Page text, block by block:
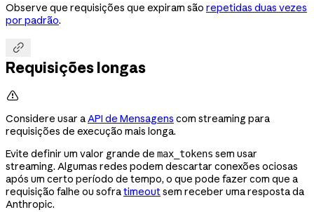
Observe que requisições que expiram são repetidas duas vezes
por padrão.

Requisições longas

Considere usar aAPI de Mensagens com streaming para
requisições de execução mais longa.
Evite definir um valor grande de max_tokens sem usar
streaming. Algumas redes podem descartar conexões ociosas
após um certo período de tempo, o que pode fazer com que a
requisição falhe ou sofratimeoutsem receber uma resposta da
Anthropic.